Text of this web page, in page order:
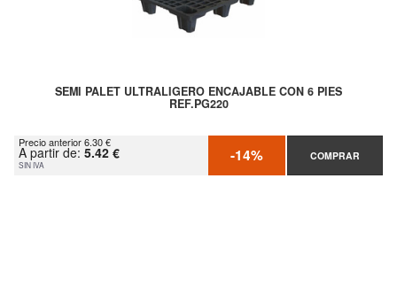
SEMI PALET ULTRALIGERO ENCAJABLE CON 6 PIES
REF.PG220
Precio anterior 6.30 €
A partir de: 5.42 €
SIN IVA -14% COMPRAR